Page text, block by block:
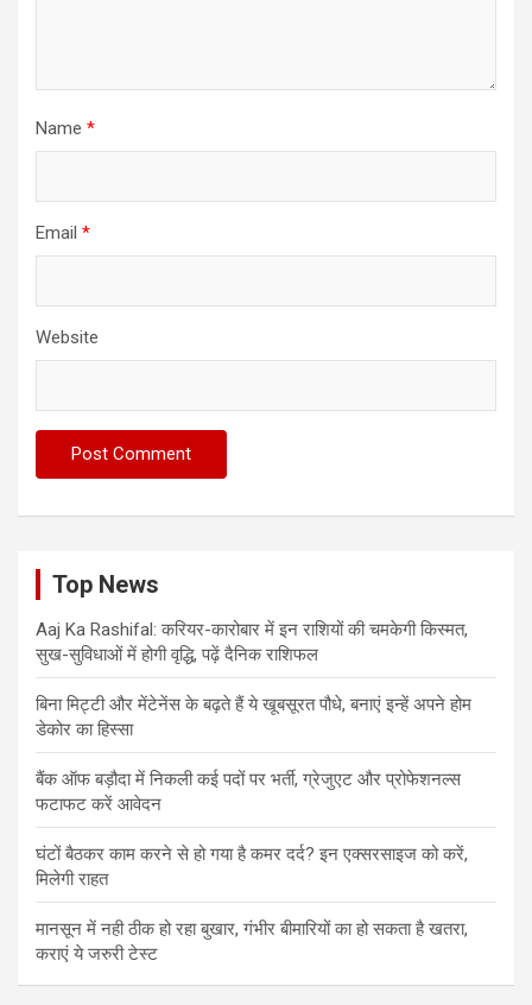
Name *
Email *
Website
Top News
Aaj Ka Rashifal: करियर-कारोबार में इन राशियों की चमकेगी किस्मत,
सुख-सुविधाओं में होगी वृद्धि, पढ़ें दैनिक राशिफल
बिना मिट्टी और मेंटेनेंस के बढ़ते हैं ये खूबसूरत पौधे, बनाएं इन्‍हें अपने होम
डेकोर का हिस्‍सा
बैंक ऑफ बड़ौदा में निकली कई पदों पर भर्ती, ग्रेजुएट और प्रोफेशनल्स
फटाफट करें आवेदन
घंटों बैठकर काम करने से हो गया है कमर दर्द? इन एक्सरसाइज को करें,
मिलेगी राहत
मानसून में नही ठीक हो रहा बुखार, गंभीर बीमारियों का हो सकता है खतरा,
कराएं ये जरुरी टेस्ट